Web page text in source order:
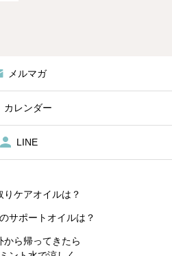
メルマガ
カレンダー
LINE
りケアオイルは？
サポートオイルは？
ら帰ってきたら